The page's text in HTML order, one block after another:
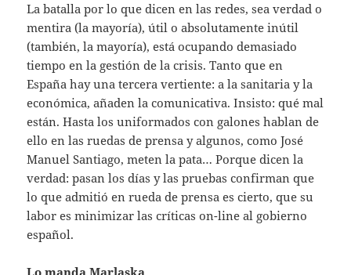
La batalla por lo que dicen en las redes, sea verdad o
mentira (la mayoría), útil o absolutamente inútil
(también, la mayoría), está ocupando demasiado
tiempo en la gestión de la crisis. Tanto que en
España hay una tercera vertiente: a la sanitaria y la
económica, añaden la comunicativa. Insisto: qué mal
están. Hasta los uniformados con galones hablan de
ello en las ruedas de prensa y algunos, como José
Manuel Santiago, meten la pata… Porque dicen la
verdad: pasan los días y las pruebas confirman que
lo que admitió en rueda de prensa es cierto, que su
labor es minimizar las críticas on-line al gobierno
español.